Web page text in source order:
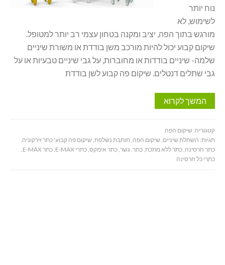
נוח יותר
לשימוש, לא
מורגש בתוך הפה, יציב ומקנה בטחון עצמי רב יותר למטופל.
שיקום קבוע יכול להיות מורכב משן בודדת או משורת שיניים
שלמה- שיניים בודדות או מחוברות, על גבי שיניים טבעיות או על
גבי שתלים דנטלים. שיקום פה קבוע לשן בודדת
המשך לקרוא
קטגוריה: שיקום הפה
תגיות: השתלת שיניים, שיקום הפה,תותבת נשלפת, שיקום פה קבוע' כתר זירקוניה,
כתר חרסינה,כתר ללא מתכת,כתר,גשר,כתר אימקס,כתרי E-MAX ,כתר E-MAX
,
כתרי כל חרסינה